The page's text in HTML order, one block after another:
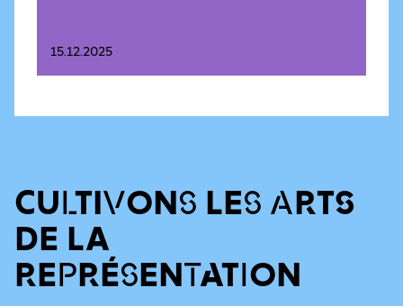
15.12.2025
CULTIVONS LES ARTS
DE LA
REPRÉSENTATION